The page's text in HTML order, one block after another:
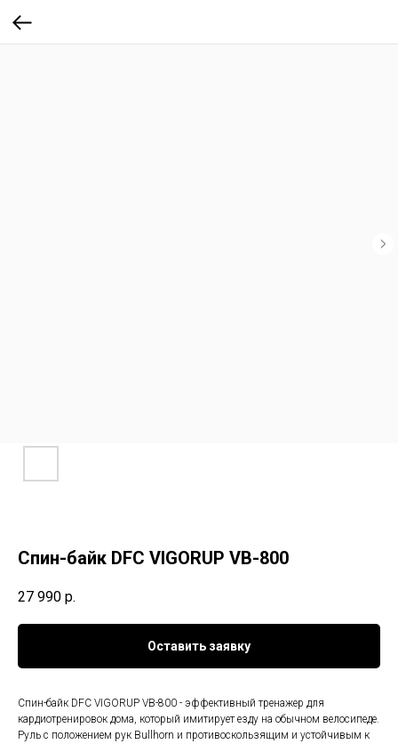
Спин-байк DFC VIGORUP VB-800
27 990 р.
Оставить заявку
Спин-байк DFC VIGORUP VB-800 - эффективный тренажер для
кардиотренировок дома, который имитирует езду на обычном велосипеде.
Руль с положением рук Bullhorn и противоскользящим и устойчивым к